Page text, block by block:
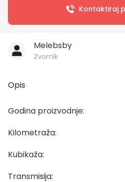
Kontaktiraj
Melebsby
Zvornik
Opis
Godina proizvodnje:
Kilometraža:
Kubikaža:
Transmisija: